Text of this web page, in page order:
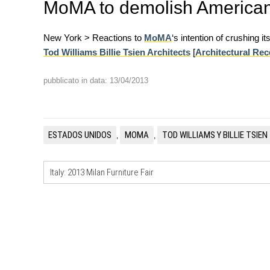
MoMA to demolish
New York > Reactions to MoMA‘s intention of crushing
Tod Williams Billie Tsien Architects [Architectural
pubblicato in data: 13/04/2013
ESTADOS UNIDOS , MOMA , TOD WILLIAMS Y BILLIE TSIEN
Italy: 2013 Milan Furniture FairSardegna, a picco sul mare